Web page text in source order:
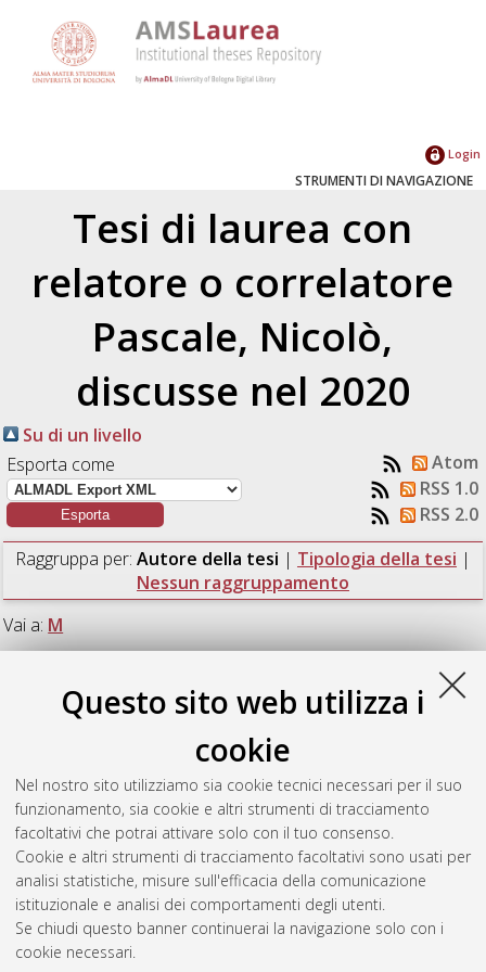
Questo sito web utilizza i
cookie
Nel nostro sito utilizziamo sia cookie tecnici necessari per il suo
funzionamento, sia cookie e altri strumenti di tracciamento
facoltativi che potrai attivare solo con il tuo consenso.
Cookie e altri strumenti di tracciamento facoltativi sono usati per
analisi statistiche, misure sull'efficacia della comunicazione
istituzionale e analisi dei comportamenti degli utenti.
Se chiudi questo banner continuerai la navigazione solo con i
cookie necessari.
Login
STRUMENTI DI NAVIGAZIONE
Tesi di laurea con
relatore o correlatore
Pascale, Nicolò,
discusse nel 2020
Su di un livello
Esporta come
Atom
RSS 1.0
RSS 2.0
Raggruppa per: Autore della tesi | Tipologia della tesi |
Nessun raggruppamento
Vai a: M
Muccioli, Gioele(2020)Misurazione e controllo delle
prestazioni aziendali: il caso Andi-mec s.r.l.[Laurea], Università
di Bologna, Corso di Studio inIngegneria meccanica [L-
DM270] - Forli', Documento full-text non disponibile
Questa lista e' stata generata ilFri Aug 7 18:08:16 2026 CEST